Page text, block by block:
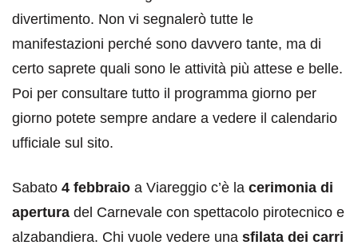
divertimento. Non vi segnalerò tutte le
manifestazioni perché sono davvero tante, ma di
certo saprete quali sono le attività più attese e belle.
Poi per consultare tutto il programma giorno per
giorno potete sempre andare a vedere il calendario
ufficiale sul sito.
Sabato 4 febbraio a Viareggio c’è la cerimonia di
apertura del Carnevale con spettacolo pirotecnico e
alzabandiera. Chi vuole vedere una sfilata dei carri